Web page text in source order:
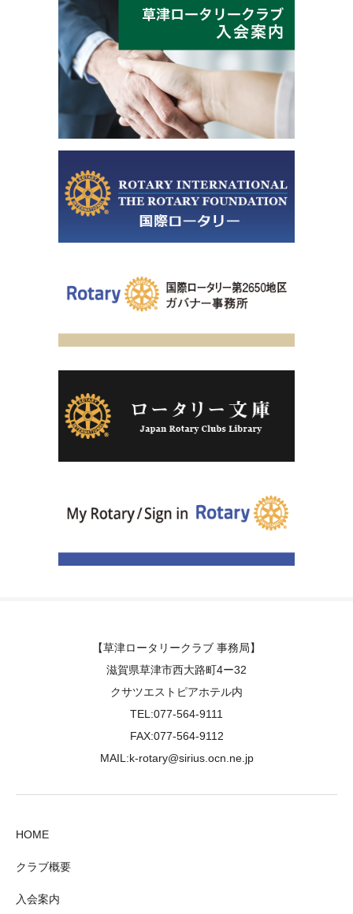
【草津ロータリークラブ 事務局】
滋賀県草津市西大路町4ー32
クサツエストピアホテル内
TEL:077-564-9111
FAX:077-564-9112
MAIL:k-rotary@sirius.ocn.ne.jp
HOME
クラブ概要
入会案内